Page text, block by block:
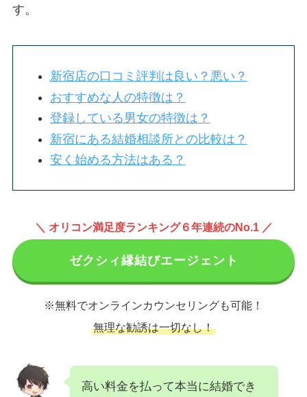
す。
新宿店の口コミ評判は良い？悪い？
おすすめな人の特徴は？
登録している男女の特徴は？
新宿にある結婚相談所との比較は？
安く始める方法はある？
＼ オリコン満足度ランキング６年連続のNo.1 ／
ゼクシィ縁結びエージェント
※無料でオンラインカウンセリングも可能！
無理な勧誘は一切なし！
高い料金を払って本当に結婚でき